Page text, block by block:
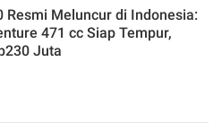
Resmi Meluncur di Indonesia:
471 cc Siap Tempur,
Juta